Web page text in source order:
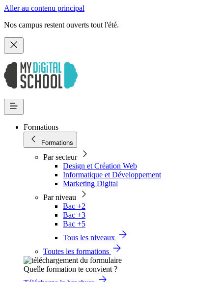
Aller au contenu principal
Nos campus restent ouverts tout l'été.
Formations
Formations
Par secteur
Design et Création Web
Informatique et Développement
Marketing Digital
Par niveau
Bac +2
Bac +3
Bac +5
Tous les niveaux
Toutes les formations
Quelle formation te convient ?